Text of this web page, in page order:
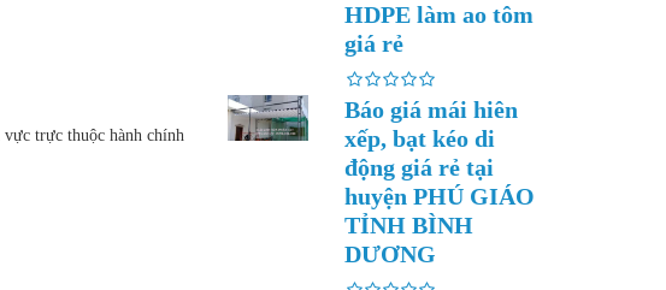
trực thuộc hành chính
HDPE làm ao tôm
giá rẻ
Báo giá mái hiên
xếp, bạt kéo di
động giá rẻ tại
huyện PHÚ GIÁO
TỈNH BÌNH
DƯƠNG